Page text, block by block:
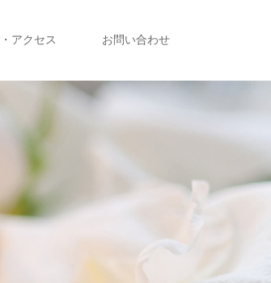
アクセス お問い合わせ